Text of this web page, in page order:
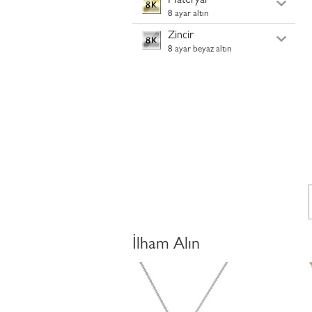
8 ayar altın
Zincir
8 ayar beyaz altın
İlham Alın